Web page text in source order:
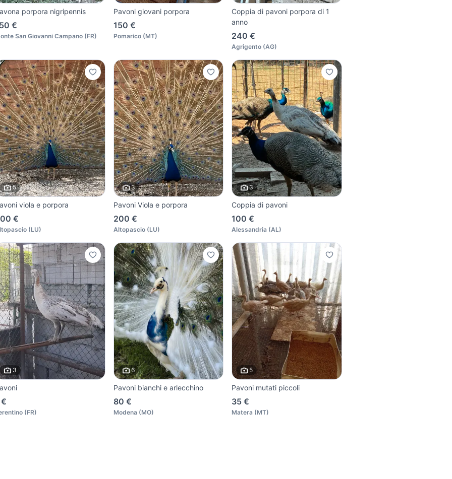
porpora nigripennis
€
San Giovanni Campano (FR)
Pavoni giovani porpora
150 €
Pomarico(MT)
Coppia di pavoni porpora di 1
anno
240 €
Agrigento (AG)
5
viola e porpora
€
(LU)
3
Pavoni Viola e porpora
200 €
Altopascio(LU)
3
Coppia di pavoni
100 €
Alessandria (AL)
3
(FR)
6
Pavoni bianchi e arlecchino
80 €
Modena (MO)
5
Pavoni mutati piccoli
35 €
Matera (MT)